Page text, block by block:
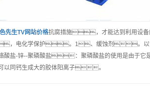
先生TV网站价格抗腐措施，才能达到利用设
，电化学保护。1、缓蚀剂。以铬
盐-锌--聚磷酸盐：聚磷酸盐的使用是由于
以同钙生成大的胶体阳离子。